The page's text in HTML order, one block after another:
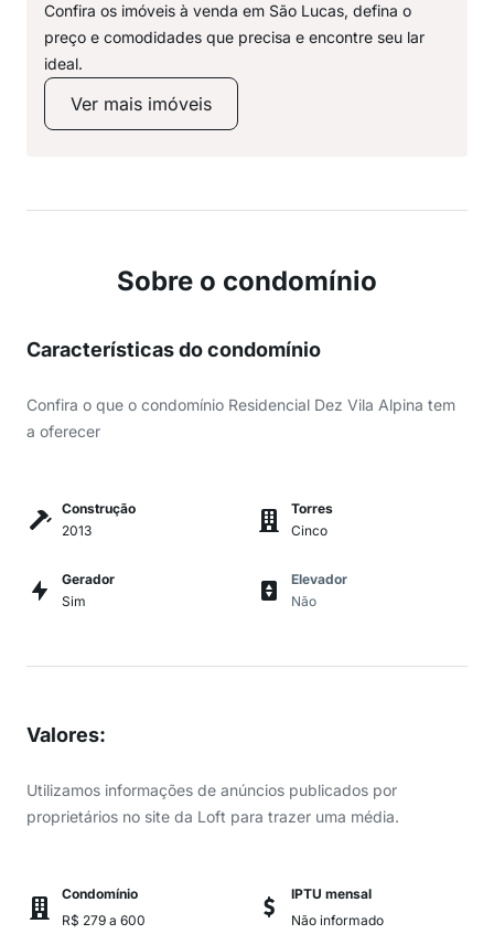
Confira os imóveis à venda em São Lucas, defina o
preço e comodidades que precisa e encontre seu lar
ideal.
Ver mais imóveis
Sobre o condomínio
Características do condomínio
Confira o que o condomínio Residencial Dez Vila Alpina tem
a oferecer
Construção
2013
Torres
Cinco
Gerador
Sim
Elevador
Não
Valores:
Utilizamos informações de anúncios publicados por
proprietários no site da Loft para trazer uma média.
Condomínio
R$ 279 a 600
IPTU mensal
Não informado